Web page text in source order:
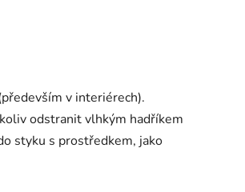
v interiérech).
odstranit vlhkým hadříkem
styku s prostředkem, jako